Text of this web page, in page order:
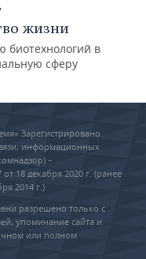
жизни
биотехнологий в
сферу
Зарегистрировано
информационных
–
18 декабря 2020 г. (ранее
2014 г.)
разрешено только с
упоминание сайта и
или полном